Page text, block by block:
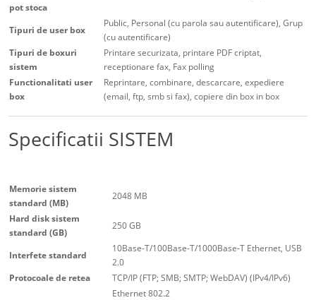
pot stoca
Tipuri de user box
Public, Personal (cu parola sau autentificare), Grup
(cu autentificare)
Tipuri de boxuri
sistem
Printare securizata, printare PDF criptat,
receptionare fax, Fax polling
Functionalitati user
box
Reprintare, combinare, descarcare, expediere
(email, ftp, smb si fax), copiere din box in box
Specificatii SISTEM
Memorie sistem
standard (MB)
2048 MB
Hard disk sistem
standard (GB)
250 GB
Interfete standard
10Base-T/100Base-T/1000Base-T Ethernet, USB
2.0
Protocoale de retea
TCP/IP (FTP; SMB; SMTP; WebDAV) (IPv4/IPv6)
Ethernet 802.2